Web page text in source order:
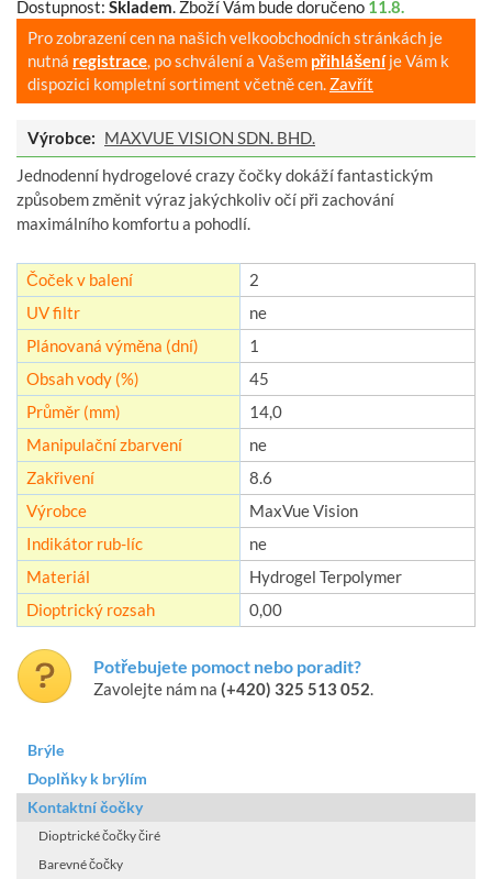
Dostupnost: Skladem. Zboží Vám bude doručeno 11.8.
Pro zobrazení cen na našich velkoobchodních stránkách je
nutná registrace, po schválení a Vašem přihlášeníje Vám k
dispozici kompletní sortiment včetně cen. Zavřít
Výrobce: MAXVUE VISION SDN. BHD.
Jednodenní hydrogelové crazy čočky dokáží fantastickým
způsobem změnit výraz jakýchkoliv očí při zachování
maximálního komfortu a pohodlí.
Čoček v balení
2
UV filtr
ne
Plánovaná výměna (dní)
1
Obsah vody (%)
45
Průměr (mm)
14,0
Manipulační zbarvení
ne
Zakřivení
8.6
Výrobce
MaxVue Vision
Indikátor rub-líc
ne
Materiál
Hydrogel Terpolymer
Dioptrický rozsah
0,00
Potřebujete pomoct nebo poradit?
Zavolejte nám na (+420) 325 513 052.
Brýle
Doplňky k brýlím
Kontaktní čočky
Dioptrické čočky čiré
Barevné čočky